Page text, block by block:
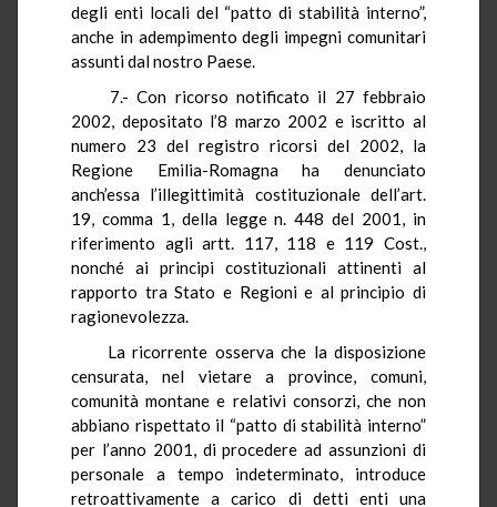
degli enti locali del “patto di stabilità interno”,
anche in adempimento degli impegni comunitari
assunti dal nostro Paese.
7.- Con ricorso notificato il 27 febbraio
2002, depositato l’8 marzo 2002 e iscritto al
numero 23 del registro ricorsi del 2002, la
Regione Emilia-Romagna ha denunciato
anch’essa l’illegittimità costituzionale dell’art.
19, comma 1, della legge n. 448 del 2001, in
riferimento agli artt. 117, 118 e 119 Cost.,
nonché ai principi costituzionali attinenti al
rapporto tra Stato e Regioni e al principio di
ragionevolezza.
La ricorrente osserva che la disposizione
censurata, nel vietare a province, comuni,
comunità montane e relativi consorzi, che non
abbiano rispettato il “patto di stabilità interno”
per l’anno 2001, di procedere ad assunzioni di
personale a tempo indeterminato, introduce
retroattivamente a carico di detti enti una